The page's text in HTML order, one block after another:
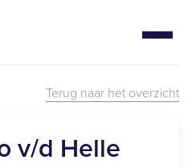
Terug naar het overzicht
v/d Helle